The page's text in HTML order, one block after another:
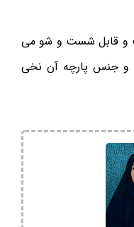
و قابل شست و شو می
و جنس پارچه آن نخی